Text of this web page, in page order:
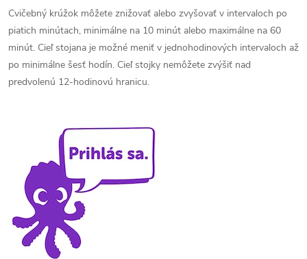
Cvičebný krúžok môžete znižovať alebo zvyšovať v intervaloch po
piatich minútach, minimálne na 10 minút alebo maximálne na 60
minút. Cieľ stojana je možné meniť v jednohodinových intervaloch až
po minimálne šesť hodín. Cieľ stojky nemôžete zvýšiť nad
predvolenú 12-hodinovú hranicu.